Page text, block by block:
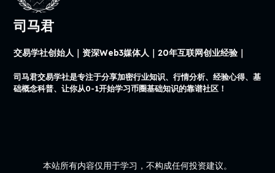
司马君
交易学社创始人｜资深Web3媒体人｜20年互联网创业经验｜
司马君交易学社是专注于分享加密行业知识、行情分析、经验心得、基
础概念科普、让你从0-1开始学习币圈基础知识的靠谱社区！
本站所有内容仅用于学习，不构成任何投资建议。